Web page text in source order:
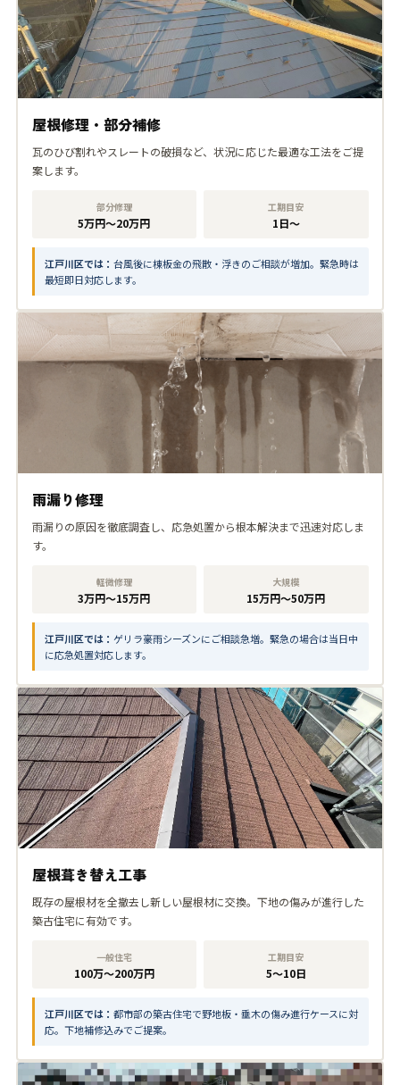
屋根修理・部分補修
瓦のひび割れやスレートの破損など、状況に応じた最適な工法をご提
案します。
部分修理
5万円〜20万円
工期目安
1日〜
江戸川区では： 台風後に棟板金の飛散・浮きのご相談が増加。緊急時は
最短即日対応します。
雨漏り修理
雨漏りの原因を徹底調査し、応急処置から根本解決まで迅速対応しま
す。
軽微修理
3万円〜15万円
大規模
15万円〜50万円
江戸川区では： ゲリラ豪雨シーズンにご相談急増。緊急の場合は当日中
に応急処置対応します。
屋根葺き替え工事
既存の屋根材を全撤去し新しい屋根材に交換。下地の傷みが進行した
築古住宅に有効です。
一般住宅
100万〜200万円
工期目安
5〜10日
江戸川区では： 都市部の築古住宅で野地板・垂木の傷み進行ケースに対
応。下地補修込みでご提案。